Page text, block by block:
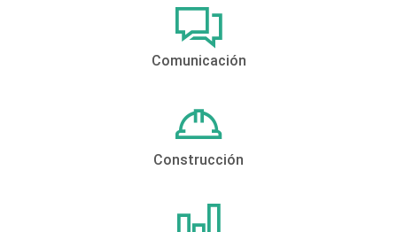
Comunicación
Construcción